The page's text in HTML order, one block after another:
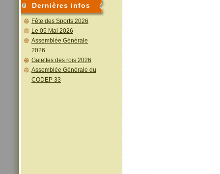
Dernières infos
Fête des Sports 2026
Le 05 Mai 2026
Assemblée Générale
2026
Galettes des rois 2026
Assemblée Générale du
CODEP 33